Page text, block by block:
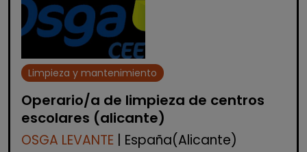
Limpieza y mantenimiento
Operario/a de limpieza de centros
escolares (alicante)
OSGA LEVANTE | España(Alicante)